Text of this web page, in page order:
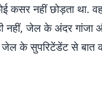
कसर नहीं छोड़ता था.
नहीं, जेल के अंदर गांजा
जेल के सुपरिटेंडेंट से बात